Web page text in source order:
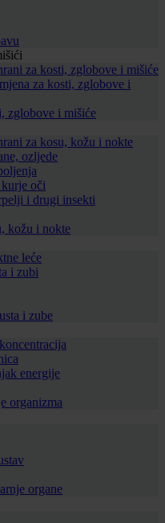
za kosti, zglobove i mišiće
za kosti, zglobove i
zglobove i mišiće
za kosu, kožu i nokte
ozljede
oči
i drugi insekti
kožu i nokte
leće
i zubi
i zube
energije
organizma
organe